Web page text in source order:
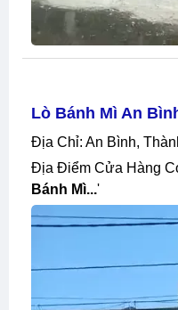
Lò Bánh Mì An
Địa Chỉ: An Bình,
Địa Điểm Cửa Hàng
Bánh Mì...'